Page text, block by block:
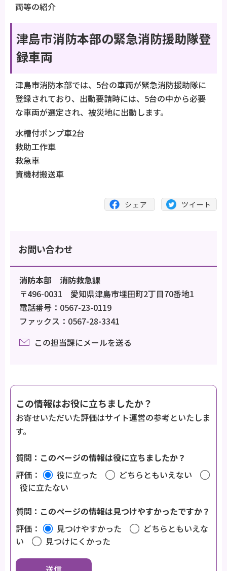
両等の紹介
津島市消防本部の緊急消防援助隊登
録車両
津島市消防本部では、5台の車両が緊急消防援助隊に
登録されており、出動要請時には、5台の中から必要
な車両が選定され、被災地に出動します。
水槽付ポンプ車2台
救助工作車
救急車
資機材搬送車
お問い合わせ
消防本部 消防救急課
〒496-0031 愛知県津島市埋田町2丁目70番地1
電話番号：0567-23-0119
ファックス：0567-28-3341
この担当課にメールを送る
この情報はお役に立ちましたか？
お寄せいただいた評価はサイト運営の参考といたしま
す。
質問：このページの情報は役に立ちましたか？
評価：
役に立った
どちらともいえない
役に立たない
質問：このページの情報は見つけやすかったですか？
評価：
見つけやすかった
どちらともいえな
い
見つけにくかった